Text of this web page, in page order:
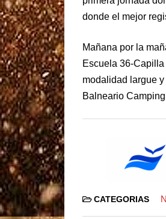
donde el mejor
Mañana por la
Escuela 36-
modalidad largue
Balneario
CATEGORIAS